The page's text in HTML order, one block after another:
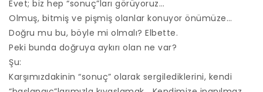
Evet; biz hep “sonuç”ları görüyoruz…
Olmuş, bitmiş ve pişmiş olanlar konuyor önümüze…
Doğru mu bu, böyle mi olmalı? Elbette.
Peki bunda doğruya aykırı olan ne var?
Şu:
Karşımızdakinin “sonuç” olarak sergilediklerini, kendi